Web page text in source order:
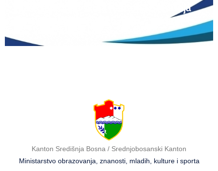
razred srednjih škola Kantona Središnja
Bosna u školskoj 2026./2027. godini
Kanton Središnja Bosna / Srednjobosanski Kanton
Ministarstvo obrazovanja, znanosti, mladih, kulture i sporta